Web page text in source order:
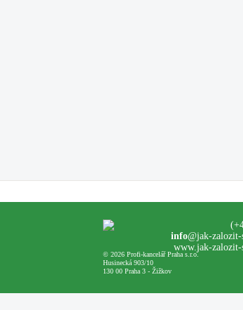
© 2026 Profi-kancelář Praha s.r.o.
Husinecká 903/10
130 00 Praha 3 - Žižkov
info@jak-
www.jak-zalozit-